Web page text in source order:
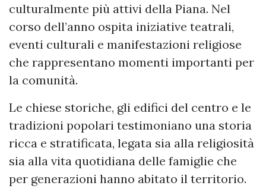
culturalmente più attivi della Piana. Nel
corso dell’anno ospita iniziative teatrali,
eventi culturali e manifestazioni religiose
che rappresentano momenti importanti per
la comunità.
Le chiese storiche, gli edifici del centro e le
tradizioni popolari testimoniano una storia
ricca e stratificata, legata sia alla religiosità
sia alla vita quotidiana delle famiglie che
per generazioni hanno abitato il territorio.